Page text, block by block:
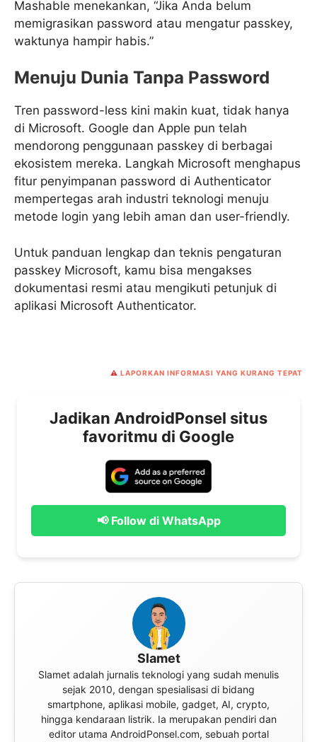
Mashable menekankan, “Jika Anda belum
memigrasikan password atau mengatur passkey,
waktunya hampir habis.”
Menuju Dunia Tanpa Password
Tren password-less kini makin kuat, tidak hanya
di Microsoft. Google dan Apple pun telah
mendorong penggunaan passkey di berbagai
ekosistem mereka. Langkah Microsoft menghapus
fitur penyimpanan password di Authenticator
mempertegas arah industri teknologi menuju
metode login yang lebih aman dan user-friendly.
Untuk panduan lengkap dan teknis pengaturan
passkey Microsoft, kamu bisa mengakses
dokumentasi resmi atau mengikuti petunjuk di
aplikasi Microsoft Authenticator.
⚠️ LAPORKAN INFORMASI YANG KURANG TEPAT
Jadikan AndroidPonsel situs
favoritmu di Google
📢 Follow di WhatsApp
Slamet
Slamet adalah jurnalis teknologi yang sudah menulis
sejak 2010, dengan spesialisasi di bidang
smartphone, aplikasi mobile, gadget, AI, crypto,
hingga kendaraan listrik. Ia merupakan pendiri dan
editor utama AndroidPonsel.com, sebuah portal